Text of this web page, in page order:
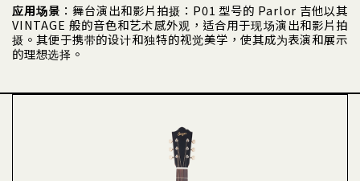
应用场景 ：舞台演出和影片拍摄：P01 型号的 Parlor 吉他以其
VINTAGE 般的音色和艺术感外观，适合用于现场演出和影片拍
摄。其便于携带的设计和独特的视觉美学，​​使其成为表演和展示
的理想选择。